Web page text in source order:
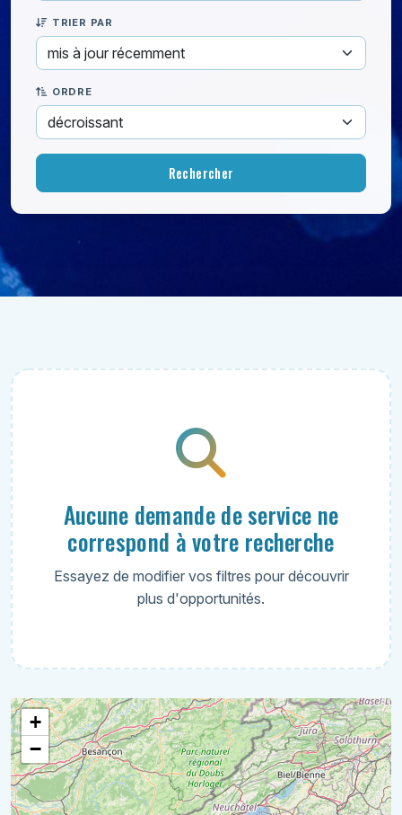
Serrurerie
Toiture et Extérieur
Déménagement
Enfants
Jardinage
TRIER PAR
ORDRE
Aucune demande de service ne
correspond à votre recherche
Essayez de modifier vos filtres pour découvrir
plus d'opportunités.
+
−